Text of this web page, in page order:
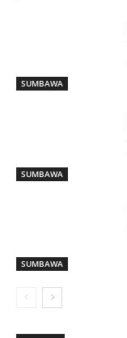
SUMBAWA
SUMBAWA
SUMBAWA